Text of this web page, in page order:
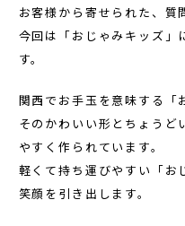
お客様から寄せられた、質
今回は「おじゃみキッズ」
す。
関西でお手玉を意味する「
そのかわいい形とちょうど
やすく作られています。
軽くて持ち運びやすい「お
笑顔を引き出します。